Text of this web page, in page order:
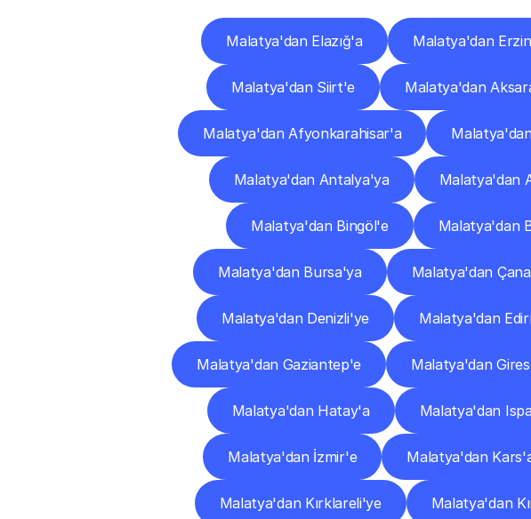
Malatya'dan Elazığ'a Malatya'dan
Malatya'dan Siirt'e Malatya'dan
Malatya'dan Afyonkarahisar'a
Malatya'dan Antalya'ya Malatya'dan
Malatya'dan Bingöl'e Malatya'dan
Malatya'dan Bursa'ya Malatya'dan
Malatya'dan Denizli'ye Malatya'dan
Malatya'dan Gaziantep'e Malatya'dan
Malatya'dan Hatay'a Malatya'dan
Malatya'dan İzmir'e Malatya'dan
Malatya'dan Kırklareli'ye Malatya'dan